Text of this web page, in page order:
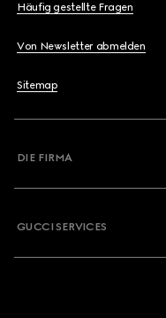
Häufig gestellte Fragen
Von Newsletter abmelden
Sitemap
DIE FIRMA
GUCCI SERVICES